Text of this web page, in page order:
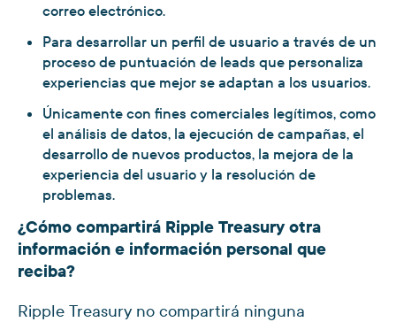
correo electrónico.
Para desarrollar un perfil de usuario a través de un
proceso de puntuación de leads que personaliza
experiencias que mejor se adaptan a los usuarios.
Únicamente con fines comerciales legítimos, como
el análisis de datos, la ejecución de campañas, el
desarrollo de nuevos productos, la mejora de la
experiencia del usuario y la resolución de
problemas.
¿Cómo compartirá Ripple Treasury otra
información e información personal que
reciba?
Ripple Treasury no compartirá ninguna